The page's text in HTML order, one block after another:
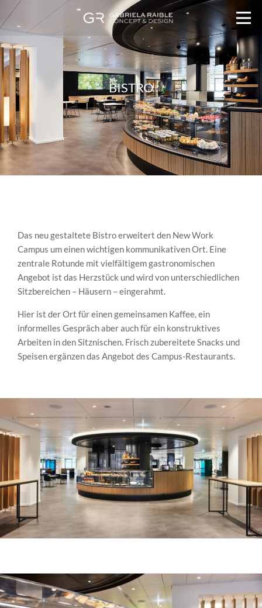
BISTRO
Corporate Interior Architecture München – interior design –
Das neu gestaltete Bistro erweitert den New Work
Campus um einen wichtigen kommunikativen Ort. Eine
zentrale Rotunde mit vielfältigem gastronomischen
Angebot ist das Herzstück und wird von unterschiedlichen
Sitzbereichen – Häusern – eingerahmt.
Hier ist der Ort für einen gemeinsamen Kaffee, ein
informelles Gespräch aber auch für ein konstruktives
Arbeiten in den Sitznischen. Frisch zubereitete Snacks und
Speisen ergänzen das Angebot des Campus-Restaurants.